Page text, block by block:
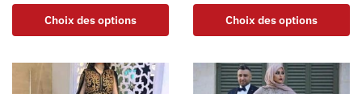
Choix des options Choix des options